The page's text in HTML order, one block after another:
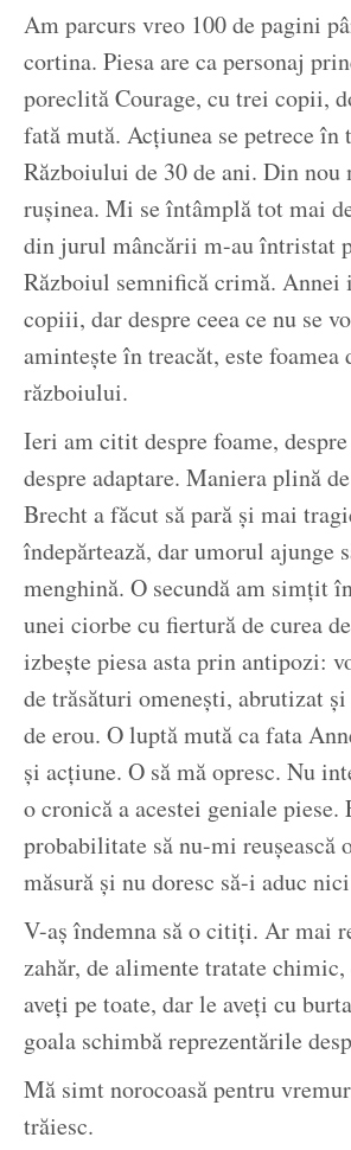
Am parcurs vreo 100 de pagini
cortina. Piesa are ca personaj
poreclită Courage, cu trei copii,
fată mută. Acţiunea se petrece în
Războiului de 30 de ani. Din nou
ruşinea. Mi se întâmplă tot mai
din jurul mâncării m-au întristat
Războiul semnifică crimă.
copiii, dar despre ceea ce nu se
aminteşte în treacăt, este
războiului.
Ieri am citit despre foame,
despre adaptare. Maniera plină
Brecht a făcut să pară şi mai
îndepărtează, dar umorul ajunge
menghină. O secundă am simţit
unei ciorbe cu fiertură de curea
izbeşte piesa asta prin antipozi:
de trăsături omeneşti, abrutizat
de erou. O luptă mută ca fata
şi acţiune. O să mă opresc. Nu
o cronică a acestei geniale piese.
probabilitate să nu-mi reuşească
măsură şi nu doresc să-i aduc
V-aş îndemna să o citiţi. Ar mai
zahăr, de alimente tratate
aveţi pe toate, dar le aveţi cu
goala schimbă reprezentările
Mă simt norocoasă pentru
trăiesc.